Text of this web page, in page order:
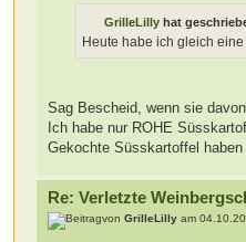
GrilleLilly hat
Heute habe ich gleich
Sag Bescheid, wenn sie
Ich habe nur ROHE
Gekochte Süsskartoffel
Re: Verletzte
vonGrilleLilly am